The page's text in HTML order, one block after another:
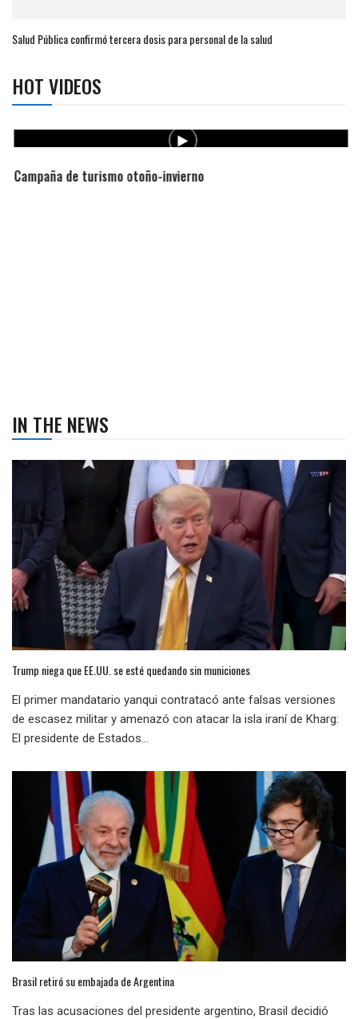
Salud Pública confirmó tercera dosis para personal de la salud
HOT VIDEOS
Campaña de turismo otoño-invierno
IN THE NEWS
Trump niega que EE.UU. se esté quedando sin municiones
El primer mandatario yanqui contratacó ante falsas versiones
de escasez militar y amenazó con atacar la isla iraní de Kharg:
El presidente de Estados...
Brasil retiró su embajada de Argentina
Tras las acusaciones del presidente argentino, Brasil decidió